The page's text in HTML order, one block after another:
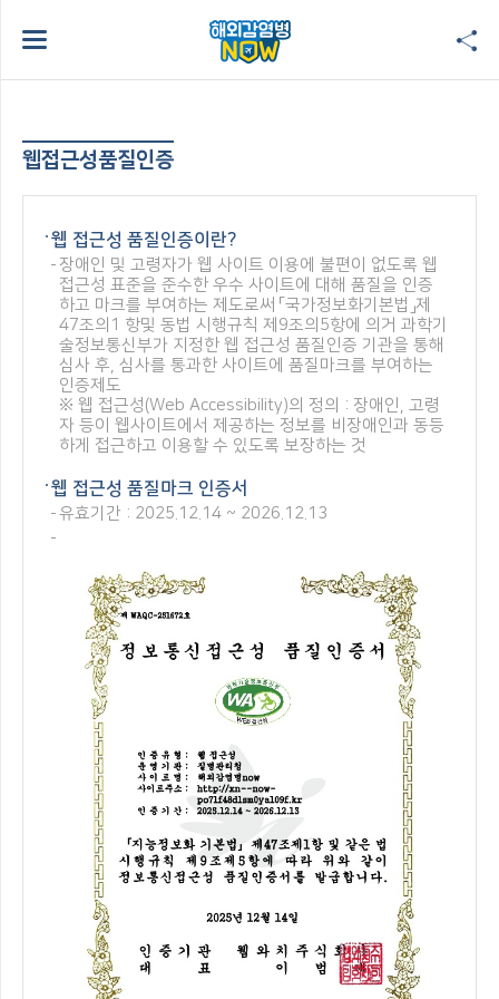
웹접근성품질인증
웹 접근성 품질인증이란?
장애인 및 고령자가 웹 사이트 이용에 불편이 없도록 웹
접근성 표준을 준수한 우수 사이트에 대해 품질을 인증
하고 마크를 부여하는 제도로써 「국가정보화기본법」제
47조의1 항및 동법 시행규칙 제9조의5항에 의거 과학기
술정보통신부가 지정한 웹 접근성 품질인증 기관을 통해
심사 후, 심사를 통과한 사이트에 품질마크를 부여하는
인증제도
※ 웹 접근성(Web Accessibility)의 정의 : 장애인, 고령
자 등이 웹사이트에서 제공하는 정보를 비장애인과 동등
하게 접근하고 이용할 수 있도록 보장하는 것
웹 접근성 품질마크 인증서
유효기간 : 2025.12.14 ~ 2026.12.13